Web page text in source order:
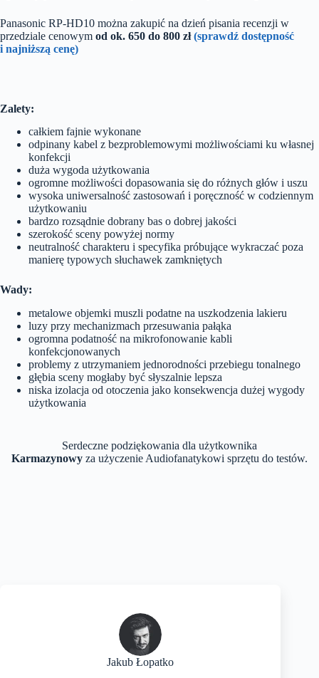
Panasonic RP-HD10 można zakupić na dzień pisania recenzji w
przedziale cenowym od ok. 650 do 800 zł (sprawdź dostępność
i najniższą cenę)
Zalety:
całkiem fajnie wykonane
odpinany kabel z bezproblemowymi możliwościami ku własnej
konfekcji
duża wygoda użytkowania
ogromne możliwości dopasowania się do różnych głów i uszu
wysoka uniwersalność zastosowań i poręczność w codziennym
użytkowaniu
bardzo rozsądnie dobrany bas o dobrej jakości
szerokość sceny powyżej normy
neutralność charakteru i specyfika próbujące wykraczać poza
manierę typowych słuchawek zamkniętych
Wady:
metalowe objemki muszli podatne na uszkodzenia lakieru
luzy przy mechanizmach przesuwania pałąka
ogromna podatność na mikrofonowanie kabli
konfekcjonowanych
problemy z utrzymaniem jednorodności przebiegu tonalnego
głębia sceny mogłaby być słyszalnie lepsza
niska izolacja od otoczenia jako konsekwencja dużej wygody
użytkowania
Serdeczne podziękowania dla użytkownika
Karmazynowy za użyczenie Audiofanatykowi sprzętu do testów.
Jakub Łopatko